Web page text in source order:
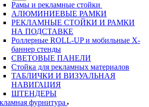
Рамы и рекламные стойки
АЛЮМИНИЕВЫЕ РАМКИ
РЕКЛАМНЫЕ СТОЙКИ И РАМКИ
НА ПОДСТАВКЕ
Роллерные ROLL-UP и мобильные X-
баннер стенды
СВЕТОВЫЕ ПАНЕЛИ
Стойка для рекламных материалов
ТАБЛИЧКИ И ВИЗУАЛЬНАЯ
НАВИГАЦИЯ
ШТЕНДЕРЫ
фурнитура